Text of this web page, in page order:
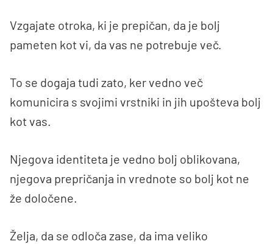
Vzgajate otroka, ki je prepičan, da je bolj
pameten kot vi, da vas ne potrebuje več.
To se dogaja tudi zato, ker vedno več
komunicira s svojimi vrstniki in jih upošteva bolj
kot vas.
Njegova identiteta je vedno bolj oblikovana,
njegova prepričanja in vrednote so bolj kot ne
že določene.
Želja, da se odloča zase, da ima veliko